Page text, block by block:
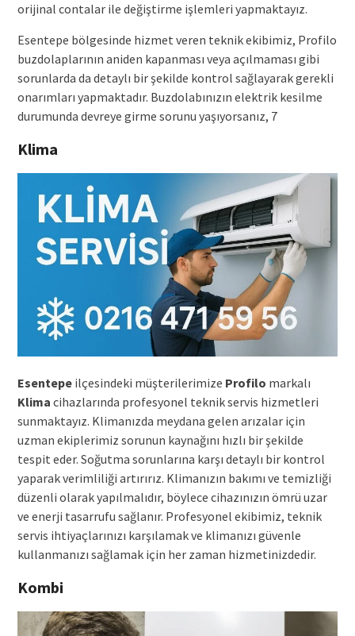
orijinal contalar ile değiştirme işlemleri yapmaktayız.
Esentepe bölgesinde hizmet veren teknik ekibimiz, Profilo
buzdolaplarının aniden kapanması veya açılmaması gibi
sorunlarda da detaylı bir şekilde kontrol sağlayarak gerekli
onarımları yapmaktadır. Buzdolabınızın elektrik kesilme
durumunda devreye girme sorunu yaşıyorsanız, 7
Klima
Esentepeilçesindeki müşterilerimize Profilo markalı
Klima cihazlarında profesyonel teknik servis hizmetleri
sunmaktayız. Klimanızda meydana gelen arızalar için
uzman ekiplerimiz sorunun kaynağını hızlı bir şekilde
tespit eder. Soğutma sorunlarına karşı detaylı bir kontrol
yaparak verimliliği artırırız. Klimanızın bakımı ve temizliği
düzenli olarak yapılmalıdır, böylece cihazınızın ömrü uzar
ve enerji tasarrufu sağlanır. Profesyonel ekibimiz, teknik
servis ihtiyaçlarınızı karşılamak ve klimanızı güvenle
kullanmanızı sağlamak için her zaman hizmetinizdedir.
Kombi